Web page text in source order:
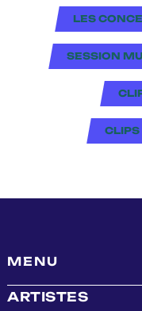
LES
SESSION
CLIPS
MENU
ARTISTES